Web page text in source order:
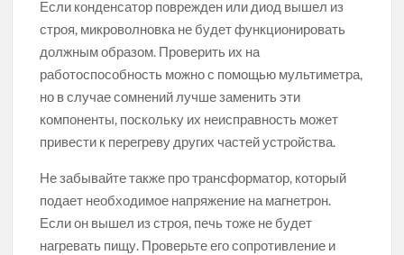
Если конденсатор поврежден или диод вышел из
строя, микроволновка не будет функционировать
должным образом. Проверить их на
работоспособность можно с помощью мультиметра,
но в случае сомнений лучше заменить эти
компоненты, поскольку их неисправность может
привести к перегреву других частей устройства.
Не забывайте также про трансформатор, который
подает необходимое напряжение на магнетрон.
Если он вышел из строя, печь тоже не будет
нагревать пищу. Проверьте его сопротивление и